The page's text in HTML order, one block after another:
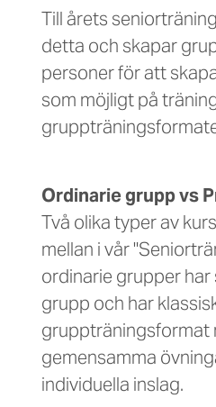
Till årets
detta och skapar
personer för att
som möjligt på
Ordinarie grupp vs
Två olika typer av
mellan i vår
ordinarie grupper
grupp och har
gruppträningsformat
gemensamma
individuella inslag.